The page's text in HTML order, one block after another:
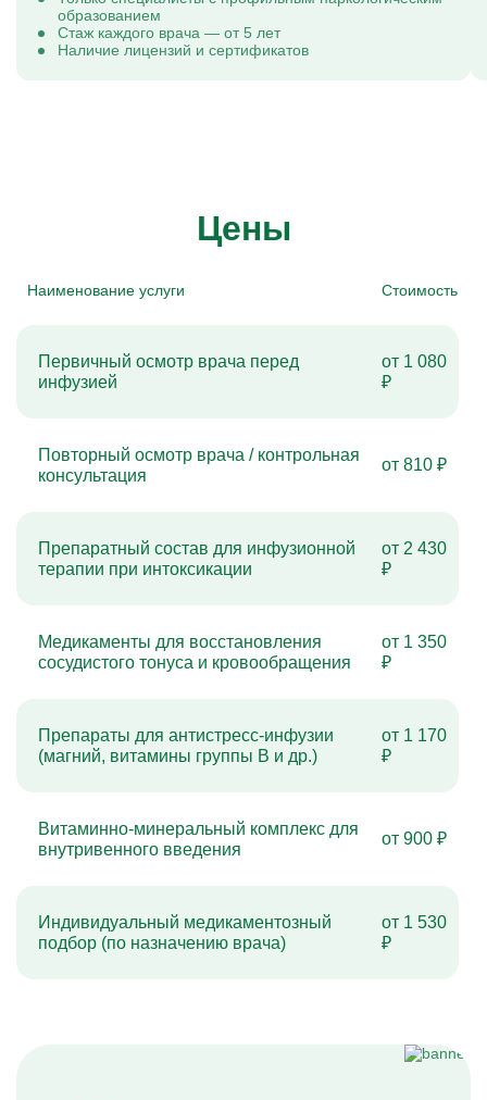
образованием
Стаж каждого врача — от 5 лет
Наличие лицензий и сертификатов
Цены
Наименование услуги Стоимость
Первичный осмотр врача перед
инфузией
от 1 080
₽
Повторный осмотр врача / контрольная
консультация
от 810 ₽
Препаратный состав для инфузионной
терапии при интоксикации
от 2 430
₽
Медикаменты для восстановления
сосудистого тонуса и кровообращения
от 1 350
₽
Препараты для антистресс-инфузии
(магний, витамины группы B и др.)
от 1 170
₽
Витаминно-минеральный комплекс для
внутривенного введения
от 900 ₽
Индивидуальный медикаментозный
подбор (по назначению врача)
от 1 530
₽